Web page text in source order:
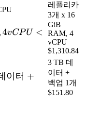
4vCPU <
레플리카
3개 x 16
GiB
RAM, 4
vCPU
$1,310.84
이터 +
3 TB 데
이터 +
백업 1개
$151.80